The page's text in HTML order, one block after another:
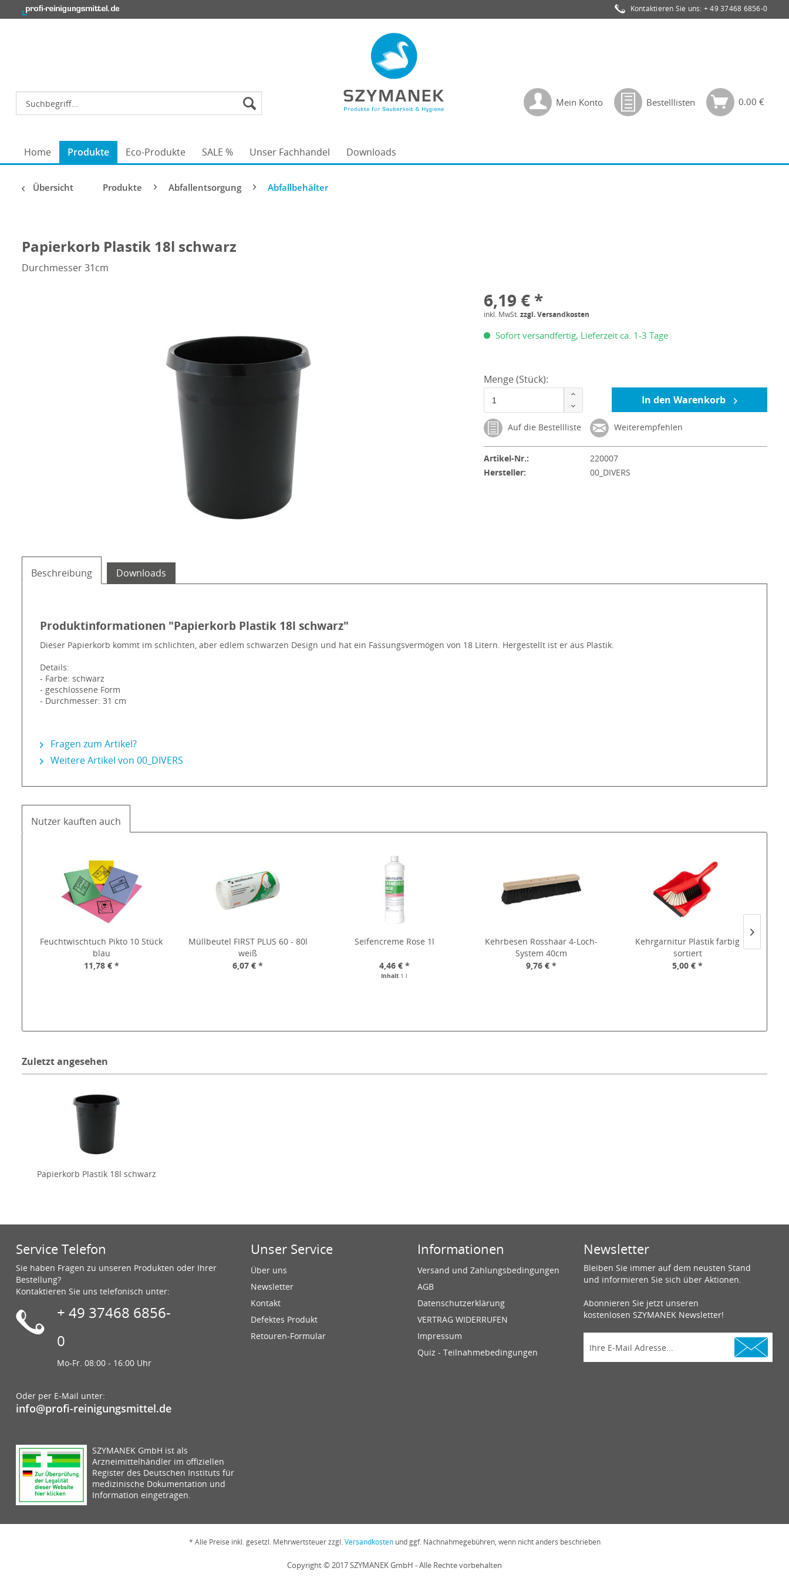
Kontaktieren Sie uns: + 49 37468 6856-0
Mein Konto Bestelllisten 0,00 €
Home Produkte Eco-Produkte SALE % Unser Fachhandel Downloads
Übersicht Produkte Abfallentsorgung Abfallbehälter
Papierkorb Plastik 18l schwarz
Durchmesser 31cm
6,19 € *
inkl. MwSt.zzgl. Versandkosten
Sofort versandfertig, Lieferzeit ca. 1-3 Tage
Menge (Stück):
In den Warenkorb
Auf die Bestellliste Weiterempfehlen
Artikel-Nr.:
220007
Hersteller:
00_DIVERS
Beschreibung Downloads
Produktinformationen "Papierkorb Plastik 18l schwarz"
Dieser Papierkorb kommt im schlichten, aber edlem schwarzen Design und hat ein Fassungsvermögen von 18 Litern. Hergestellt ist er aus Plastik.
Details:
- Farbe: schwarz
- geschlossene Form
- Durchmesser: 31 cm
Fragen zum Artikel?
Weitere Artikel von 00_DIVERS
Nutzer kauften auch
Feuchtwischtuch Pikto 10 Stück
blau
11,78 € *
Müllbeutel FIRST PLUS 60 - 80l
weiß
6,07 € *
Seifencreme Rose 1l
4,46 € *
Inhalt 1 l
Kehrbesen Rosshaar 4-Loch-
System 40cm
9,76 € *
Kehrgarnitur Plastik farbig
sortiert
5,00 € *
Zuletzt angesehen
Papierkorb Plastik 18l schwarz
Service Telefon
Sie haben Fragen zu unseren Produkten oder Ihrer
Bestellung?
Kontaktieren Sie uns telefonisch unter:
+ 49 37468 6856-
0
Mo-Fr. 08:00 - 16:00 Uhr
Oder per E-Mail unter:
info@profi-reinigungsmittel.de
SZYMANEK GmbH ist als
Arzneimittelhändler im offiziellen
Register des Deutschen Instituts für
medizinische Dokumentation und
Information eingetragen.
Unser Service
Über uns
Newsletter
Kontakt
Defektes Produkt
Retouren-Formular
Informationen
Versand und Zahlungsbedingungen
AGB
Datenschutzerklärung
VERTRAG WIDERRUFEN
Impressum
Quiz - Teilnahmebedingungen
Newsletter
Bleiben Sie immer auf dem neusten Stand
und informieren Sie sich über Aktionen.
Abonnieren Sie jetzt unseren
kostenlosen SZYMANEK Newsletter!
* Alle Preise inkl. gesetzl. Mehrwertsteuer zzgl.Versandkostenund ggf. Nachnahmegebühren, wenn nicht anders beschrieben
Copyright © 2017 SZYMANEK GmbH - Alle Rechte vorbehalten